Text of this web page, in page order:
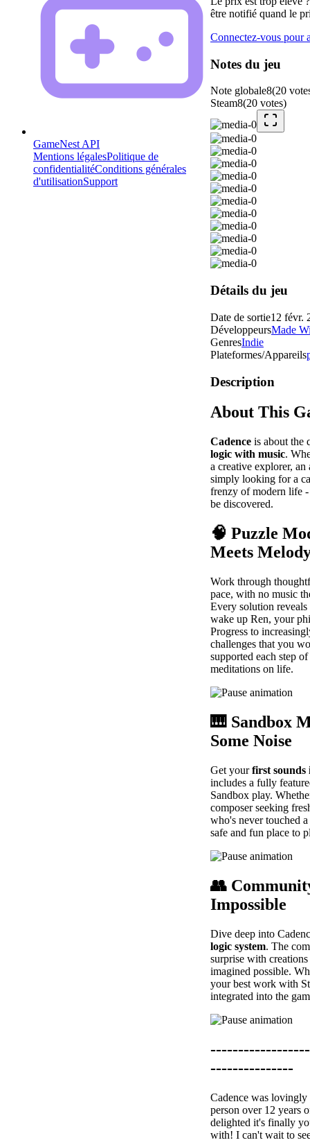
GameNest API
Mentions légalesPolitique de
confidentialitéConditions générales
d'utilisationSupport
être notifié quand le
Connectez-vous pour
Notes du jeu
Note globale8(20
Steam8(20 votes)
Détails du jeu
Date de sortie12 févr.
DéveloppeursMade
GenresIndie
Plateformes/Appareils
Description
About This
Cadence is about the
logic with music.
a creative explorer,
simply looking for a
frenzy of modern life
be discovered.
🧠 Puzzle
Meets
Work through
pace, with no music
Every solution
wake up Ren, your
Progress to
challenges that you
supported each step
meditations on life.
🎹 Sandbox
Some Noise
Get yourfirst sounds
includes a fully
Sandbox play.
composer seeking
who's never touched
safe and fun place to
👥
Impossible
Dive deep into
logic system. The
surprise with
imagined possible.
your best work with
integrated into the
---------------
Cadence was
person over 12 years
delighted it's finally
with! I can't wait to